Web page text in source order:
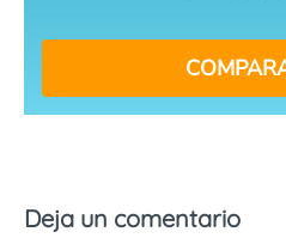
Deja un comentario